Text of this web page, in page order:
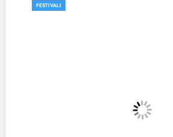
FESTIVALI